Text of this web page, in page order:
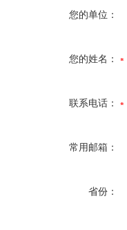
您的单位：
您的姓名：
联系电话：
常用邮箱：
省份：